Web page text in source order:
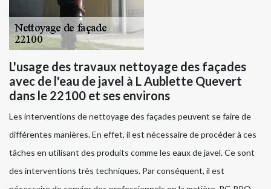
L'usage des travaux nettoyage des façades
avec de l'eau de javel à L Aublette Quevert
dans le 22100 et ses environs
Les interventions de nettoyage des façades peuvent se faire de
différentes manières. En effet, il est nécessaire de procéder à ces
tâches en utilisant des produits comme les eaux de javel. Ce sont
des interventions très techniques. Par conséquent, il est